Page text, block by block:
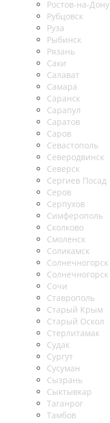
Ростов-на-Дону
Рубцовск
Руза
Рыбинск
Рязань
Саки
Салават
Самара
Саранск
Сарапул
Саратов
Саров
Севастополь
Северодвинск
Северск
Сергиев Посад
Серов
Серпухов
Симферополь
Сколково
Смоленск
Соликамск
Солнечногорск
Солнечногорск
Сочи
Ставрополь
Старый Крым
Старый Оскол
Стерлитамак
Судак
Сургут
Сусуман
Сызрань
Сыктывкар
Таганрог
Тамбов